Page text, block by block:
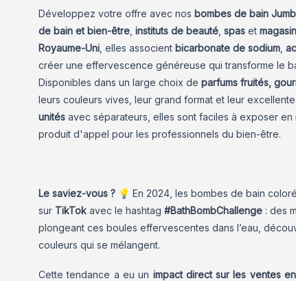
Développez votre offre avec nos bombes de bain
de bain et bien-être instituts de beauté spas et
Royaume-Uni , elles associent bicarbonate de sodium
créer une effervescence généreuse qui transforme le
Disponibles dans un large choix de parfums fruités,
leurs couleurs vives, leur grand format et leur
unités avec séparateurs, elles sont faciles à exposer
produit d'appel pour les professionnels du bien-être.
Le saviez-vous ? 💡 En 2024, les bombes de bain
sur TikTok avec le hashtag #BathBombChallenge : des
plongeant ces boules effervescentes dans l’eau,
couleurs qui se mélangent.
Cette tendance a eu un impact direct sur les ventes